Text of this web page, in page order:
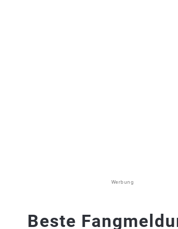
Werbung
Beste